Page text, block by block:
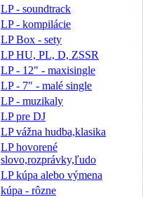
LP - soundtrack
LP - kompilácie
LP Box - sety
LP HU, PL, D, ZSSR
LP - 12" - maxisingle
LP - 7" - malé single
LP - muzikaly
LP pre DJ
LP vážna hudba,klasika
LP hovorené
slovo,rozprávky,ľudo
LP kúpa alebo výmena
kúpa - rôzne